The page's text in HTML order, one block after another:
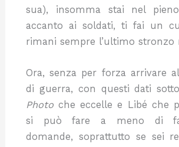
sua), insomma stai nel pieno
accanto ai soldati, ti fai un
rimani sempre l’ultimo stronzo
Ora, senza per forza arrivare
di guerra, con questi dati
Photoche eccelle e Libé che
si può fare a meno di
domande, soprattutto se sei